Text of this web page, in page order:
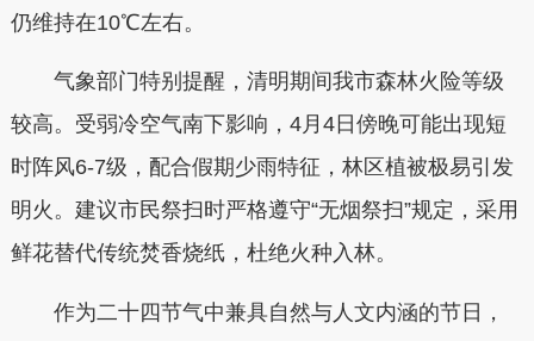
仍维持在10℃左右。
气象部门特别提醒，清明期间我市森林火险等级
较高。受弱冷空气南下影响，4月4日傍晚可能出现短
时阵风6-7级，配合假期少雨特征，林区植被极易引发
明火。建议市民祭扫时严格遵守“无烟祭扫”规定，采用
鲜花替代传统焚香烧纸，杜绝火种入林。
作为二十四节气中兼具自然与人文内涵的节日，